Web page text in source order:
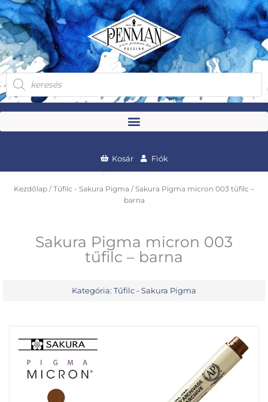
Skip
to
content
Products
search
Kosár Fiók
Kezdőlap /Tűfilc - Sakura Pigma / Sakura Pigma micron 003 tűfilc –
barna
Sakura Pigma micron 003
tűfilc – barna
Kategória: Tűfilc - Sakura Pigma